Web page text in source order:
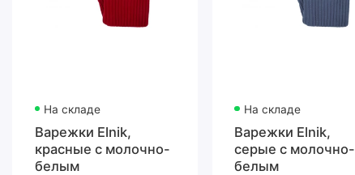
На складе
Варежки Elnik,
красные с молочно-
белым
На складе
Варежки Elnik,
серые с молочно-
белым